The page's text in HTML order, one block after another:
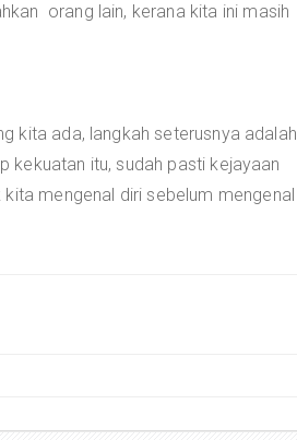
orang lain, kerana kita ini masih
kita ada, langkah seterusnya adalah
kekuatan itu, sudah pasti kejayaan
mengenal diri sebelum mengenal